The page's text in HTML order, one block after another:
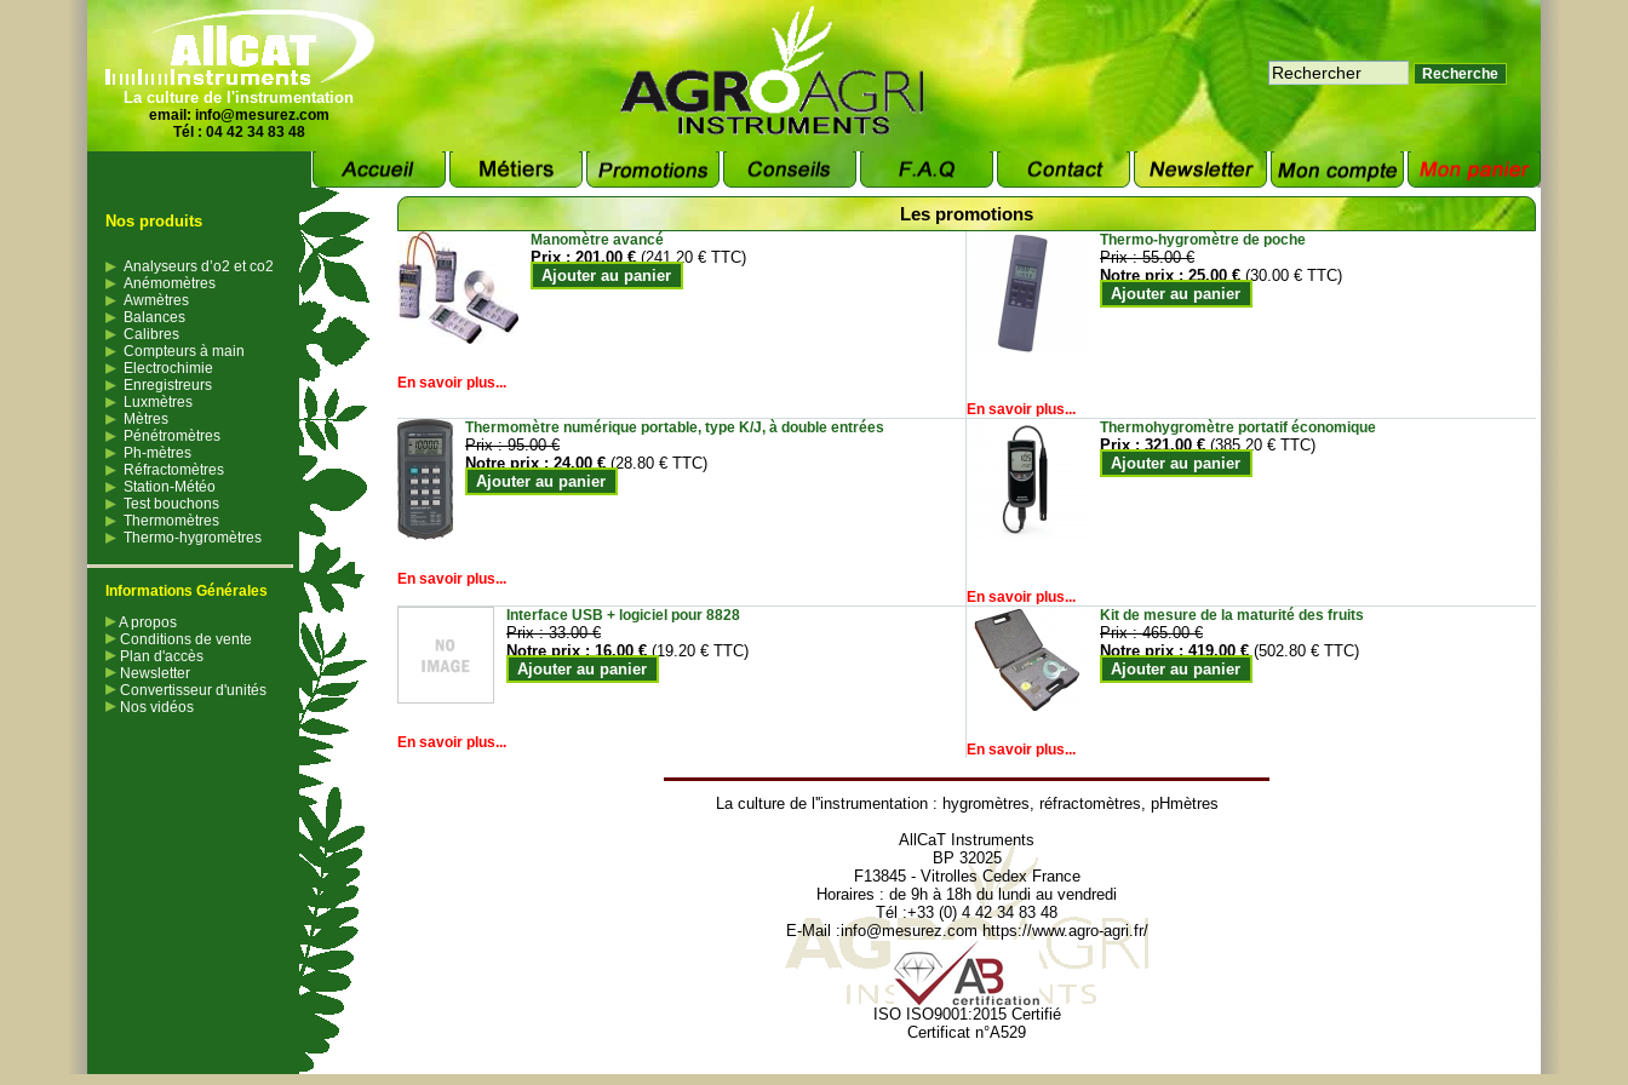
La culture de l'instrumentation
email: info@mesurez.com
Tél : 04 42 34 83 48
Nos produits
Analyseurs d’o2 et co2
Anémomètres
Awmètres
Balances
Calibres
Compteurs à main
Electrochimie
Enregistreurs
Luxmètres
Mètres
Pénétromètres
Ph-mètres
Réfractomètres
Station-Météo
Test bouchons
Thermomètres
Thermo-hygromètres
Informations Générales
A propos
Conditions de vente
Plan d'accès
Newsletter
Convertisseur d'unités
Nos vidéos
Les promotions
Manomètre avancé
Prix :201.00 € (241.20 € TTC)
Ajouter au panier
En savoir plus...
Thermo-hygromètre de poche
Prix :55.00 €
Notre prix :25.00 € (30.00 € TTC)
Ajouter au panier
En savoir plus...
Thermomètre numérique portable, type K/J, à double entrées
Prix :95.00 €
Notre prix :24.00 € (28.80 € TTC)
Ajouter au panier
En savoir plus...
Thermohygromètre portatif économique
Prix :321.00 € (385.20 € TTC)
Ajouter au panier
En savoir plus...
Interface USB + logiciel pour 8828
Prix :33.00 €
Notre prix :16.00 € (19.20 € TTC)
Ajouter au panier
En savoir plus...
Kit de mesure de la maturité des fruits
Prix :465.00 €
Notre prix :419.00 € (502.80 € TTC)
Ajouter au panier
En savoir plus...
La culture de l''instrumentation : hygromètres, réfractomètres, pHmètres
AllCaT Instruments
BP 32025
F13845 - Vitrolles Cedex France
Horaires : de 9h à 18h du lundi au vendredi
Tél :+33 (0) 4 42 34 83 48
E-Mail :info@mesurez.com https://www.agro-agri.fr/
ISO ISO9001:2015 Certifié
Certificat n°A529